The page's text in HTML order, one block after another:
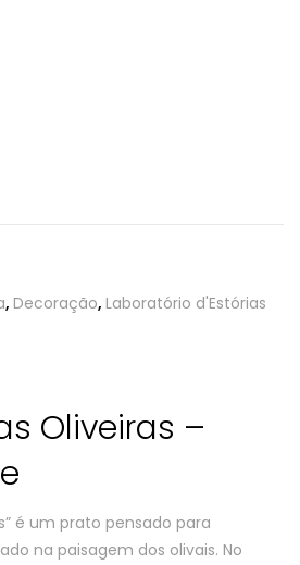
, Decoração, Laboratório d'Estórias
Oliveiras –
é um prato pensado para
na paisagem dos olivais. No